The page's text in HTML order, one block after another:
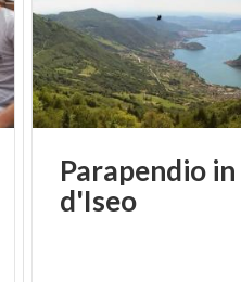
Parapendio in
d'Iseo